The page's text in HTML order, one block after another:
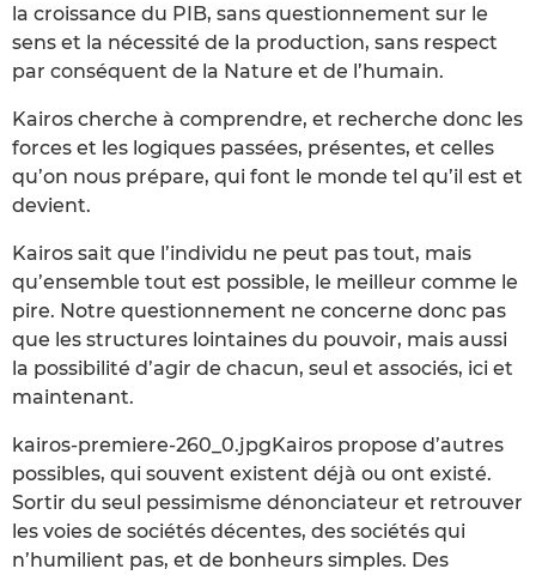
la croissance du PIB, sans questionnement sur le
sens et la nécessité de la production, sans respect
par conséquent de la Nature et de l’humain.
Kairos cherche à comprendre, et recherche donc les
forces et les logiques passées, présentes, et celles
qu’on nous prépare, qui font le monde tel qu’il est et
devient.
Kairos sait que l’individu ne peut pas tout, mais
qu’ensemble tout est possible, le meilleur comme le
pire. Notre questionnement ne concerne donc pas
que les structures lointaines du pouvoir, mais aussi
la possibilité d’agir de chacun, seul et associés, ici et
maintenant.
kairos-premiere-260_0.jpgKairos propose d’autres
possibles, qui souvent existent déjà ou ont existé.
Sortir du seul pessimisme dénonciateur et retrouver
les voies de sociétés décentes, des sociétés qui
n’humilient pas, et de bonheurs simples. Des